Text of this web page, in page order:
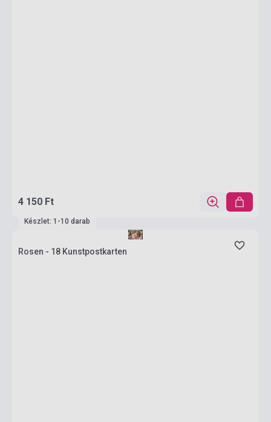
4 150 Ft
Készlet: 1-10 darab
Rosen - 18 Kunstpostkarten